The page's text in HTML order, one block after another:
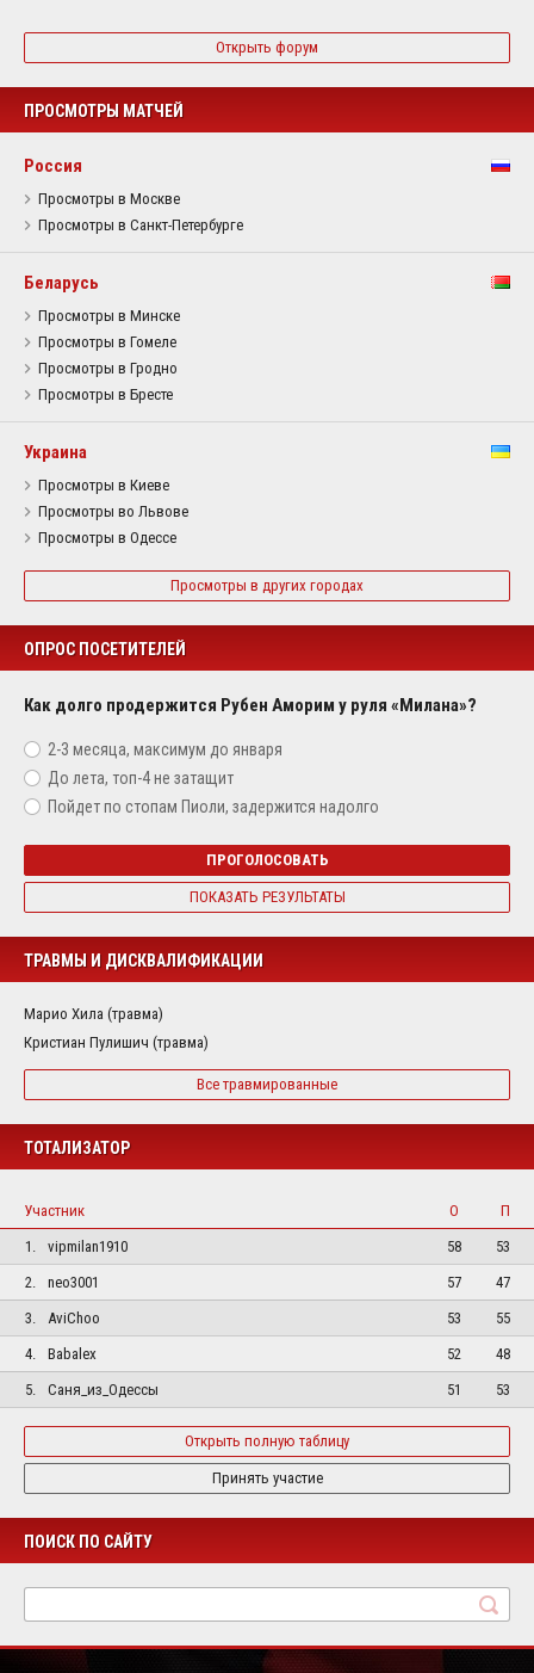
Открыть форум
ПРОСМОТРЫ МАТЧЕЙ
Россия
Просмотры в Москве
Просмотры в Санкт-Петербурге
Беларусь
Просмотры в Минске
Просмотры в Гомеле
Просмотры в Гродно
Просмотры в Бресте
Украина
Просмотры в Киеве
Просмотры во Львове
Просмотры в Одессе
Просмотры в других городах
ОПРОС ПОСЕТИТЕЛЕЙ
Как долго продержится Рубен Аморим у руля «Милана»?
2-3 месяца, максимум до января
До лета, топ-4 не затащит
Пойдет по стопам Пиоли, задержится надолго
ПРОГОЛОСОВАТЬ
ПОКАЗАТЬ РЕЗУЛЬТАТЫ
ТРАВМЫ И ДИСКВАЛИФИКАЦИИ
Марио Хила (травма)
Кристиан Пулишич (травма)
Все травмированные
ТОТАЛИЗАТОР
Участник О
П
1.
vipmilan1910 58
53
2.
neo3001 57
47
3.
AviChoo 53
55
4.
Babalex 52
48
5.
Саня_из_Одессы 51 53
Открыть полную таблицу
Принять участие
ПОИСК ПО САЙТУ